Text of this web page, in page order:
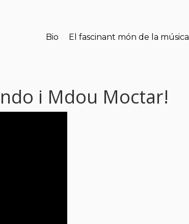
Bio El fascinant món de la música
i Mdou Moctar!